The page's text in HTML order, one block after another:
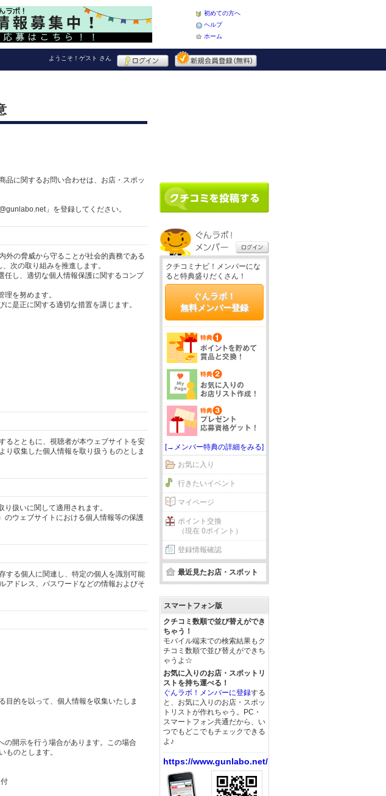
初めての方へ
ヘルプ
ホーム
ようこそ！ ゲスト さん
に関するお問い合わせは、お店・スポッ
」を登録してください。
外の脅威から守ることが社会的責務である
次の取り組みを推進します。
任し、適切な個人情報保護に関するコンプ
を努めます。
是正に関する適切な措置を講じます。
るとともに、視聴者が本ウェブサイトを安
り収集した個人情報を取り扱うものとしま
扱いに関して適用されます。
のウェブサイトにおける個人情報等の保護
する個人に関連し、特定の個人を識別可能
アドレス、パスワードなどの情報およびそ
目的を以って、個人情報を収集いたしま
の開示を行う場合があります。この場合
ものとします。
クチコミナビ！メンバーにな
ると特典盛りだくさん！
ぐんラボ！
無料メンバー登録
[→メンバー特典の詳細をみる]
お気に入り
行きたいイベント
マイページ
ポイント交換
（現在 0ポイント）
登録情報確認
最近見たお店・スポット
スマートフォン版
クチコミ数順で並び替えができ
ちゃう！
モバイル端末での検索結果もク
チコミ数順で並び替えができち
ゃうよ☆
お気に入りのお店・スポットリ
ストを持ち運べる！
ぐんラボ！メンバーに登録する
と、お気に入りのお店・スポッ
トリストが作れちゃう。PC・
スマートフォン共通だから、い
つでもどこでもチェックできる
よ♪
https://www.gunlabo.net/